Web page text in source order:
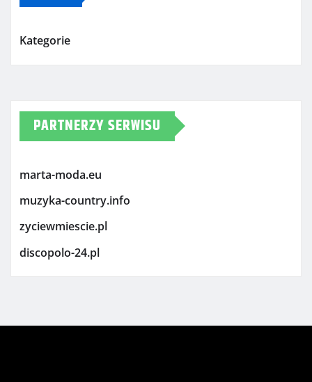
Kategorie
PARTNERZY SERWISU
marta-moda.eu
muzyka-country.info
zyciewmiescie.pl
discopolo-24.pl